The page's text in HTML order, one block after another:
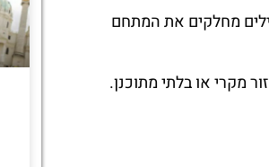
מחלקים את המתחם
מקרי או בלתי מתוכנן.